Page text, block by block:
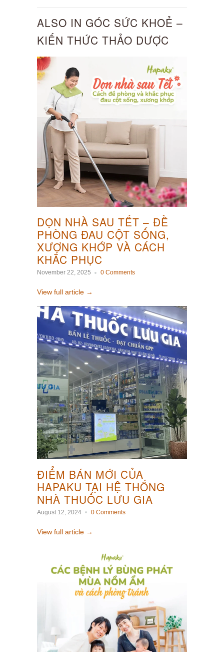
ALSO IN GÓC SỨC KHOẺ –
KIẾN THỨC THẢO DƯỢC
DỌN NHÀ SAU TẾT – ĐỀ
PHÒNG ĐAU CỘT SỐNG,
XƯƠNG KHỚP VÀ CÁCH
KHẮC PHỤC
November 22, 2025 0 Comments
View full article →
ĐIỂM BÁN MỚI CỦA
HAPAKU TẠI HỆ THỐNG
NHÀ THUỐC LƯU GIA
August 12, 2024 0 Comments
View full article →